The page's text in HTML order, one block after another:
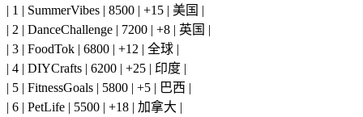
| 1 | SummerVibes | 8500 | +15 | 美国 |
| 2 | DanceChallenge | 7200 | +8 | 英国 |
| 3 | FoodTok | 6800 | +12 | 全球 |
| 4 | DIYCrafts | 6200 | +25 | 印度 |
| 5 | FitnessGoals | 5800 | +5 | 巴西 |
| 6 | PetLife | 5500 | +18 | 加拿大 |